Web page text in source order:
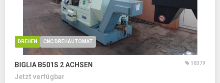
DREHEN CNC DREHAUTOMAT
BIGLIA B501S 2 ACHSEN 16379
Jetzt verfügbar